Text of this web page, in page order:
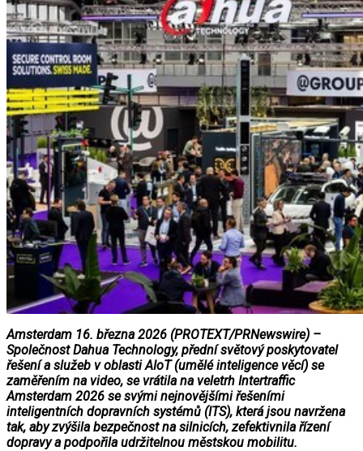
Amsterdam 16. března 2026 (PROTEXT/PRNewswire) –
Společnost Dahua Technology, přední světový poskytovatel
řešení a služeb v oblasti AIoT (umělé inteligence věcí) se
zaměřením na video, se vrátila na veletrh Intertraffic
Amsterdam 2026 se svými nejnovějšími řešeními
inteligentních dopravních systémů (ITS), která jsou navržena
tak, aby zvýšila bezpečnost na silnicích, zefektivnila řízení
dopravy a podpořila udržitelnou městskou mobilitu.